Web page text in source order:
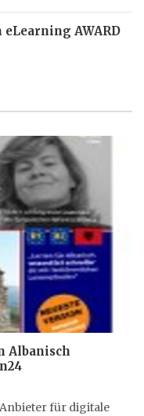
eLearning AWARD
Albanisch
für digitale